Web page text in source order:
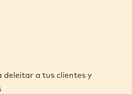
a tus clientes y